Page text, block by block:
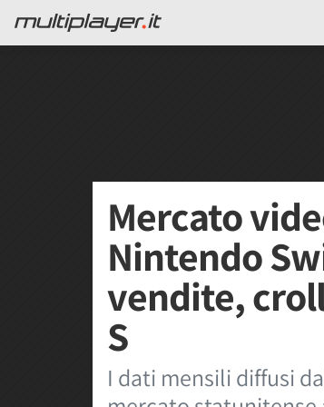
Mercato
Nintendo
vendite,
S
I dati mensili diffusi